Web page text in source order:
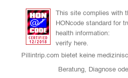
This site complies with
HONcode standard for
health information:
verify here.
Pillintrip.com bietet keine
Beratung, Diagnose